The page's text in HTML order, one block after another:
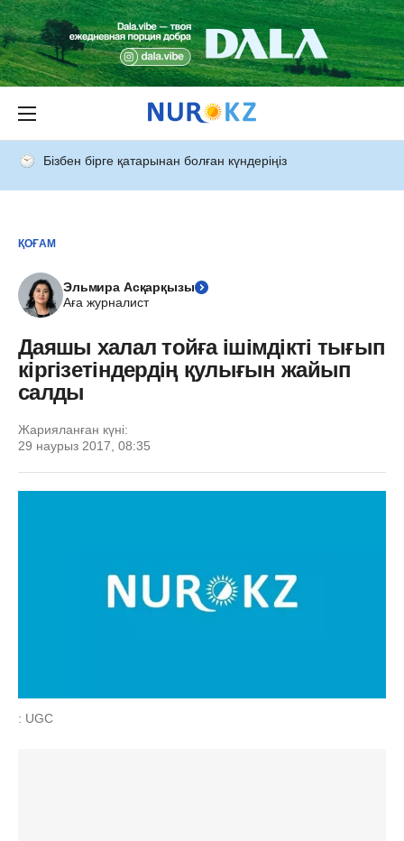
Бізбен бірге қатарынан болған күндеріңіз
ҚОҒАМ
Эльмира Асқарқызы
Аға журналист
Даяшы халал тойға ішімдікті тығып
кіргізетіндердің қулығын жайып
салды
Жарияланған күні:
29 наурыз 2017, 08:35
: UGC